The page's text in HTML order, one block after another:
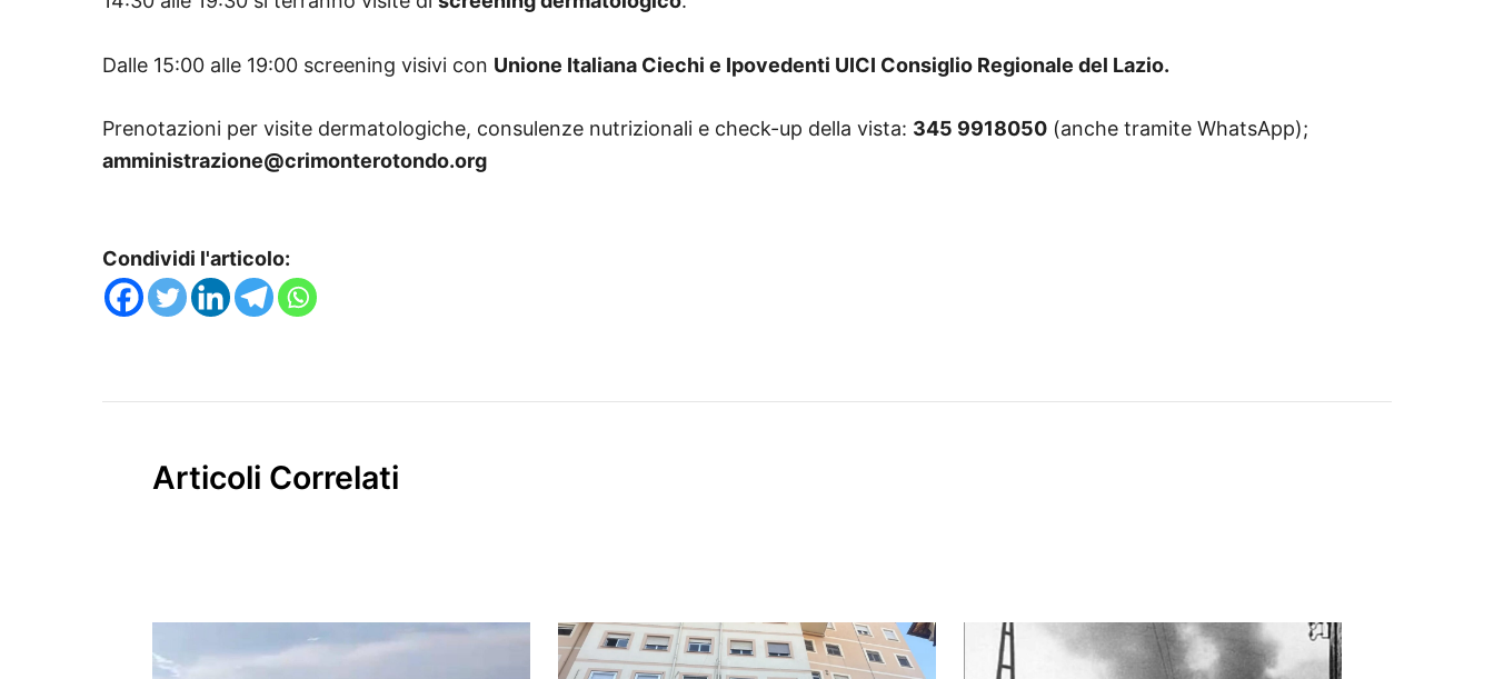
Dalle 15:00 alle 19:00 screening visivi con Unione Italiana Ciechi e Ipovedenti UICI Consiglio Regionale del Lazio.
Prenotazioni per visite dermatologiche, consulenze nutrizionali e check-up della vista: 345 9918050 (anche tramite WhatsApp);
amministrazione@crimonterotondo.org
Condividi l'articolo:
Articoli Correlati